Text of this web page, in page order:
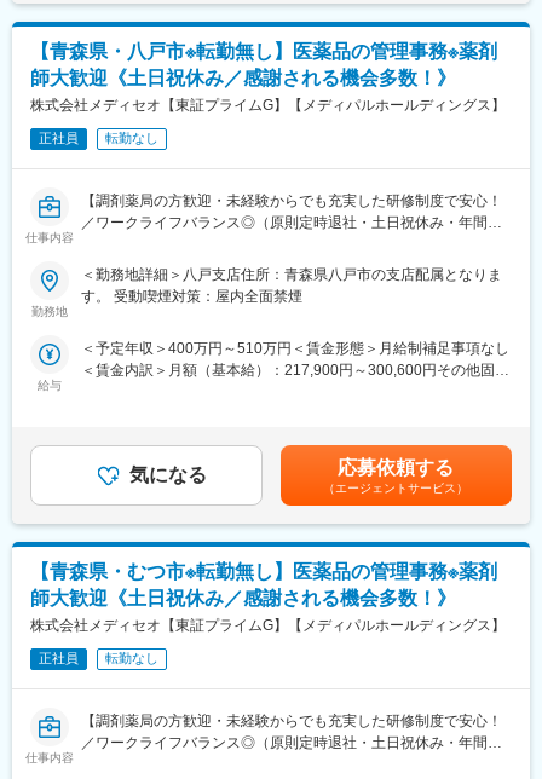
当社は売上高256億円、全国77拠点、従業員数570名規模を誇る調
剤機器メーカーです。1971年創業と半世紀以上歴史をもち、特に
1980年代から他社に先駆けてスウェーデンなどヨーロッパに販売
網を拡大してきました。国内だけでなく、海外での売上も安定的
に伸びているため経営が安定しています。
体制の健全化を示す信用格付け「スタンダード・アンド・プアー
ズ日本SME格付け」で最上位ランク「aaa」を取得。地域密着型
の安定企業で、福利厚生や社員教育にも注力し離職率低下に努め
ています。
・生活習慣について、管理栄養士が日常生活で実践できる食事な
どをアドバイスし、健康維持にお役立ていただけるサプリメント
や健康食品の商品選びのサポートも行っております。
変更の範囲：会社の定める業務
【青森県・八戸市※転勤無し】医薬品の管理事務※薬剤
師大歓迎《土日祝休み／感謝される機会多数！》
株式会社メディセオ【東証プライムG】【メディパルホールディングス】
正社員 転勤なし
仕事内容
【調剤薬局の方歓迎・未経験からでも充実した研修制度で安心！
／ワークライフバランス◎（原則定時退社・土日祝休み・年間休
■職務内容
通して手厚くフォローしますのでご安心ください！
・取引先へのDI問合せ対応（製造販売後の安全管理業務）
・営業担当者（MS）への薬事研修 等
■働き方
残業は月平均2時間程と、ほとんど定時で終業することが可能で
す。
時短勤務も可能な環境のため、ママさんの活躍事例もございます
◎
※入社1年間は時短勤務不可
原則定時退社・土日祝休みに加えて年間休日125日とプライベー
トと仕事の両立がしやすい環境です。
勤務地
＜勤務地詳細＞八戸支店住所：青森県八戸市の支店配属となりま
す。 受動喫煙対策：屋内全面禁煙
給与
＜予定年収＞400万円～510万円＜賃金形態＞月給制補足事項なし
＜賃金内訳＞月額（基本給）：217,900円～300,600円その他固定
与：年2回賃金はあくまでも目安の金額であり、選考を通じて上下
する可能性があります。月給(月額)は固定手当を含めた表記です。
気になる 応募依頼する
（エージェントサービス）
【青森県・むつ市※転勤無し】医薬品の管理事務※薬剤
師大歓迎《土日祝休み／感謝される機会多数！》
株式会社メディセオ【東証プライムG】【メディパルホールディングス】
正社員 転勤なし
仕事内容
【調剤薬局の方歓迎・未経験からでも充実した研修制度で安心！
／ワークライフバランス◎（原則定時退社・土日祝休み・年間休